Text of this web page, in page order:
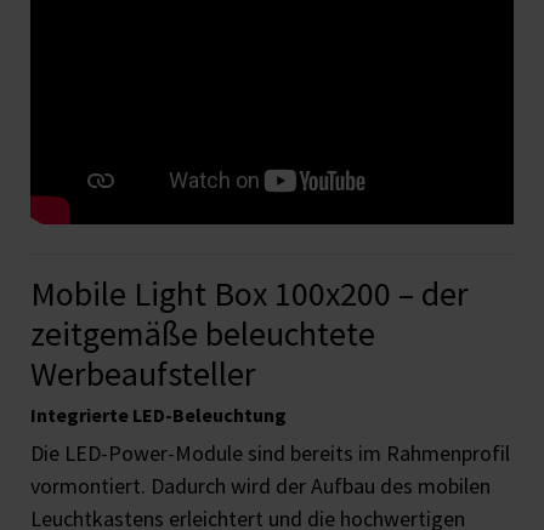
Mobile Light Box 100x200 – der
zeitgemäße beleuchtete
Werbeaufsteller
Integrierte LED-Beleuchtung
Die LED-Power-Module sind bereits im Rahmenprofil
vormontiert. Dadurch wird der Aufbau des mobilen
Leuchtkastens erleichtert und die hochwertigen